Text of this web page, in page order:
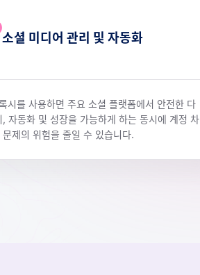
소셜 미디어 관리 및 자동화
시를 사용하면 주요 소셜 플랫폼에서 안전한 다
, 자동화 및 성장을 가능하게 하는 동시에 계정 차
문제의 위험을 줄일 수 있습니다.